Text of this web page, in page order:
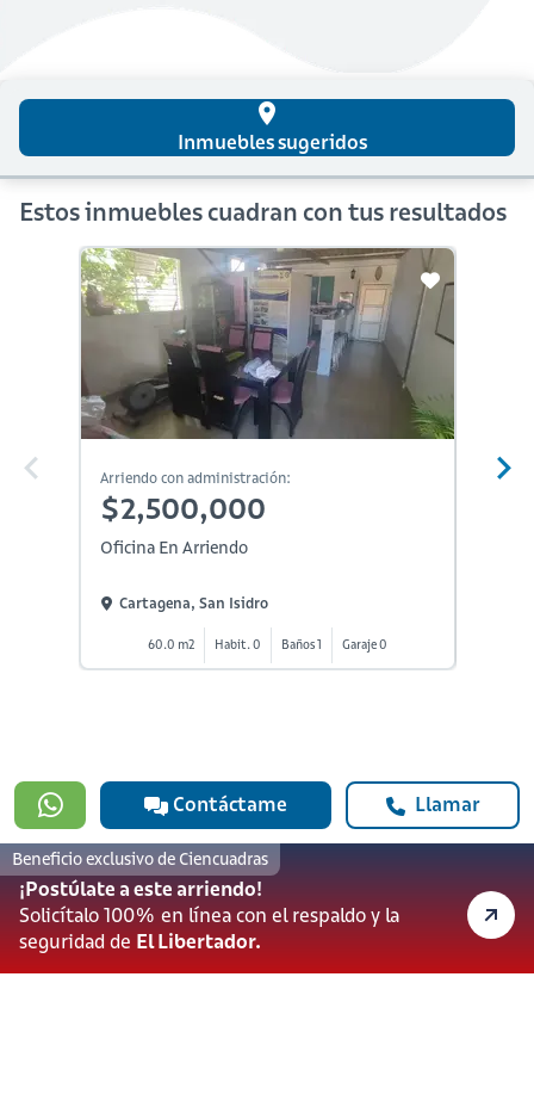
Contáctame Llamar
Beneficio exclusivo de Ciencuadras
¡Postúlate a este arriendo!
Solicítalo 100% en línea con el respaldo y la
seguridad de El Libertador.
place
Inmuebles sugeridos
Estos inmuebles cuadran con tus resultados
Arriendo con administración:
$2,500,000
Oficina En Arriendo
Cartagena, San Isidro
60.0 m2 Habit. 0 Baños 1 Garaje 0
#923
lineadesoporte923@serviciosbolivar.com